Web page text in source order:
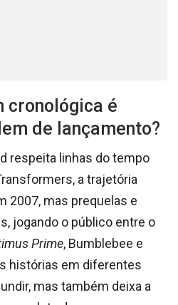
cronológica é
de lançamento?
respeita linhas do tempo
a trajetória
2007, mas prequelas e
jogando o público entre o
Prime, Bumblebee e
histórias em diferentes
mas também deixa a